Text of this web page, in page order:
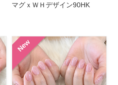
マグｘＷＨデザイン90HK
New